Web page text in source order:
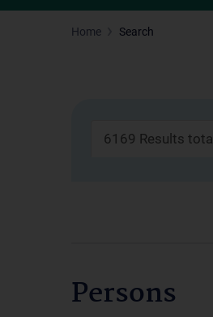
Home Search
6169 Results total
Persons